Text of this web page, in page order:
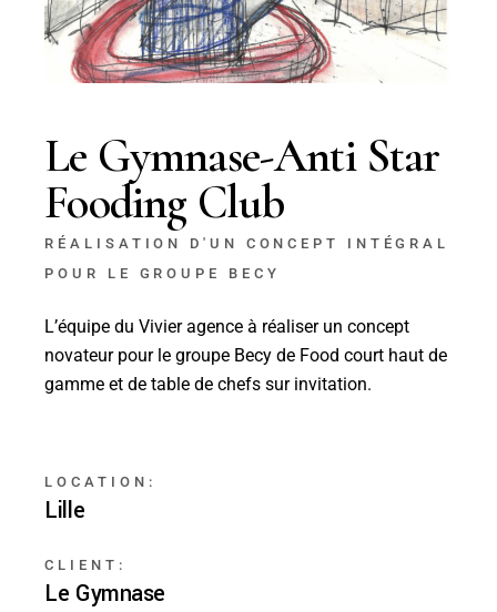
Le Gymnase-Anti Star
Fooding Club
RÉALISATION D'UN CONCEPT INTÉGRAL
POUR LE GROUPE BECY
L’équipe du Vivier agence à réaliser un concept
novateur pour le groupe Becy de Food court haut de
gamme et de table de chefs sur invitation.
LOCATION:
Lille
CLIENT:
Le Gymnase